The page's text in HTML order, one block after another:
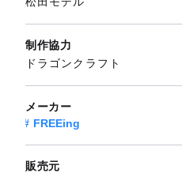
制作協力
ドラゴンクラフト
メーカー
FREEing
販売元